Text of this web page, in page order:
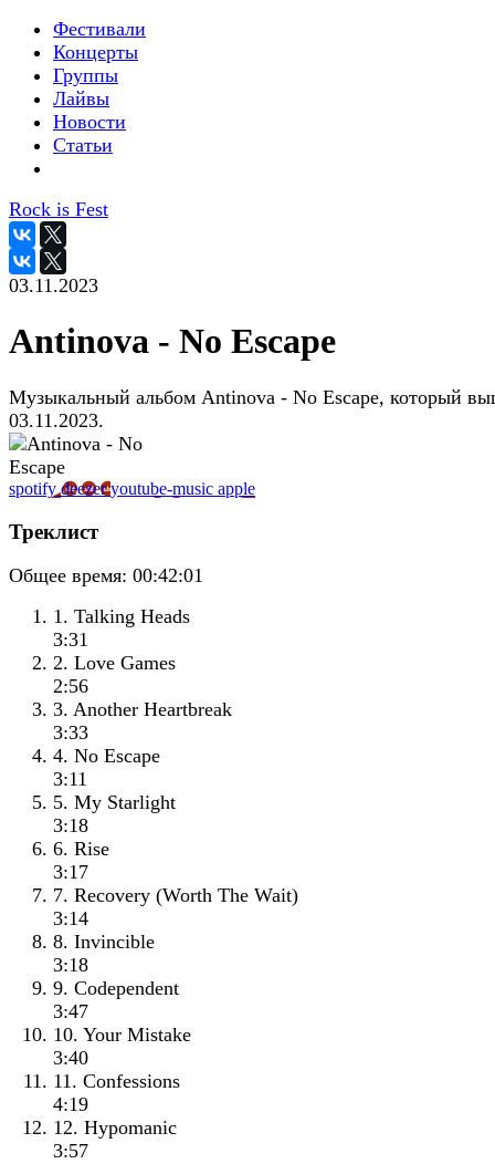
Фестивали
Концерты
Группы
Лайвы
Новости
Статьи
Rock is Fest
03.11.2023
Antinova - No Escape
Музыкальный альбом Antinova - No Escape, который
03.11.2023.
spotifydeezeryoutube-music apple
Треклист
Общее время: 00:42:01
1. Talking Heads
3:31
2. Love Games
2:56
3. Another Heartbreak
3:33
4. No Escape
3:11
5. My Starlight
3:18
6. Rise
3:17
7. Recovery (Worth The Wait)
3:14
8. Invincible
3:18
9. Codependent
3:47
10. Your Mistake
3:40
11. Confessions
4:19
12. Hypomanic
3:57